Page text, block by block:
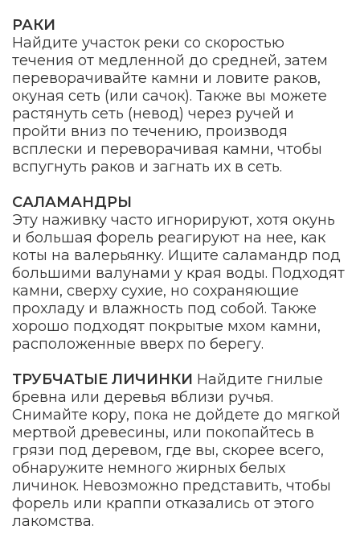
РАКИ
Найдите участок реки со скоростью
течения от медленной до средней, затем
переворачивайте камни и ловите раков,
окуная сеть (или сачок). Также вы можете
растянуть сеть (невод) через ручей и
пройти вниз по течению, производя
всплески и переворачивая камни, чтобы
вспугнуть раков и загнать их в сеть.
САЛАМАНДРЫ
Эту наживку часто игнорируют, хотя окунь
и большая форель реагируют на нее, как
коты на валерьянку. Ищите саламандр под
большими валунами у края воды. Подходят
камни, сверху сухие, но сохраняющие
прохладу и влажность под собой. Также
хорошо подходят покрытые мхом камни,
расположенные вверх по берегу.
ТРУБЧАТЫЕ ЛИЧИНКИ Найдите гнилые
бревна или деревья вблизи ручья.
Снимайте кору, пока не дойдете до мягкой
мертвой древесины, или покопайтесь в
грязи под деревом, где вы, скорее всего,
обнаружите немного жирных белых
личинок. Невозможно представить, чтобы
форель или краппи отказались от этого
лакомства.